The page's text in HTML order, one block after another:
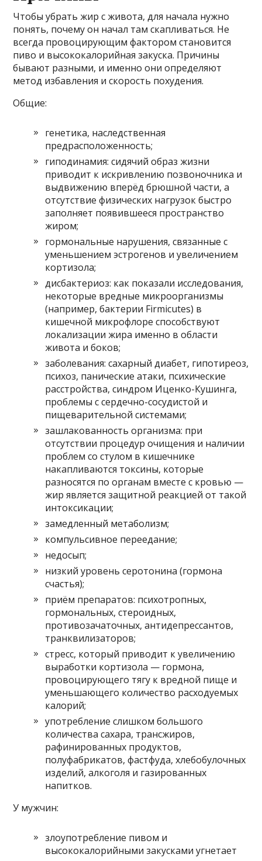
Чтобы убрать жир с живота, для начала нужно
понять, почему он начал там скапливаться. Не
всегда провоцирующим фактором становится
пиво и высококалорийная закуска. Причины
бывают разными, и именно они определяют
метод избавления и скорость похудения.
Общие:
генетика, наследственная
предрасположенность;
гиподинамия: сидячий образ жизни
приводит к искривлению позвоночника и
выдвижению вперёд брюшной части, а
отсутствие физических нагрузок быстро
заполняет появившееся пространство
жиром;
гормональные нарушения, связанные с
уменьшением эстрогенов и увеличением
кортизола;
дисбактериоз: как показали исследования,
некоторые вредные микроорганизмы
(например, бактерии Firmicutes) в
кишечной микрофлоре способствуют
локализации жира именно в области
живота и боков;
заболевания: сахарный диабет, гипотиреоз,
психоз, панические атаки, психические
расстройства, синдром Иценко-Кушинга,
проблемы с сердечно-сосудистой и
пищеварительной системами;
зашлакованность организма: при
отсутствии процедур очищения и наличии
проблем со стулом в кишечнике
накапливаются токсины, которые
разносятся по органам вместе с кровью —
жир является защитной реакцией от такой
интоксикации;
замедленный метаболизм;
компульсивное переедание;
недосып;
низкий уровень серотонина (гормона
счастья);
приём препаратов: психотропных,
гормональных, стероидных,
противозачаточных, антидепрессантов,
транквилизаторов;
стресс, который приводит к увеличению
выработки кортизола — гормона,
провоцирующего тягу к вредной пище и
уменьшающего количество расходуемых
калорий;
употребление слишком большого
количества сахара, трансжиров,
рафинированных продуктов,
полуфабрикатов, фастфуда, хлебобулочных
изделий, алкоголя и газированных
напитков.
У мужчин:
злоупотребление пивом и
высококалорийными закусками угнетает